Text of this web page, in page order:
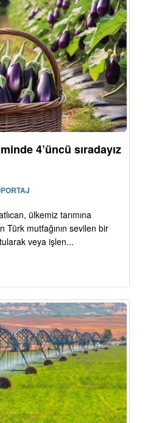
4’üncü sıradayız
ülkemiz tarımına
mutfağının sevilen bir
veya işlen...